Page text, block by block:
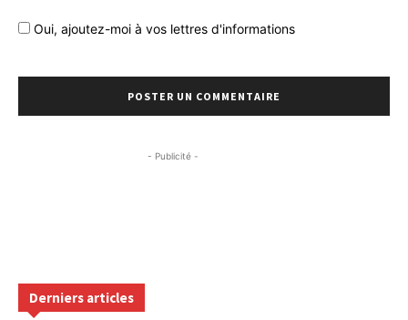
Oui, ajoutez-moi à vos lettres d'informations
- Publicité -
Derniers articles